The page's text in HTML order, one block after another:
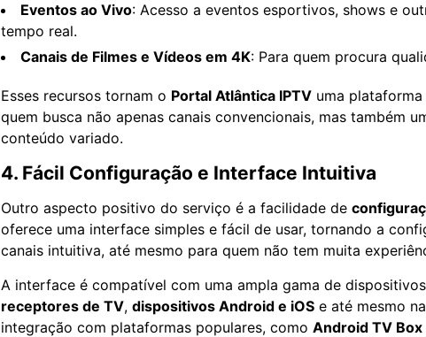
Eventos ao Vivo: Acesso a eventos esportivos, shows e
tempo real.
Canais de Filmes e Vídeos em 4K: Para quem procura
Esses recursos tornam o Portal Atlântica IPTV uma
quem busca não apenas canais convencionais, mas também
conteúdo variado.
4. Fácil Configuração e Interface Intuitiva
Outro aspecto positivo do serviço é a facilidade de
oferece uma interface simples e fácil de usar, tornando a
canais intuitiva, até mesmo para quem não tem muita
A interface é compatível com uma ampla gama de
receptores de TV, dispositivos Android e iOS e até mesmo
integração com plataformas populares, como Android TV Box